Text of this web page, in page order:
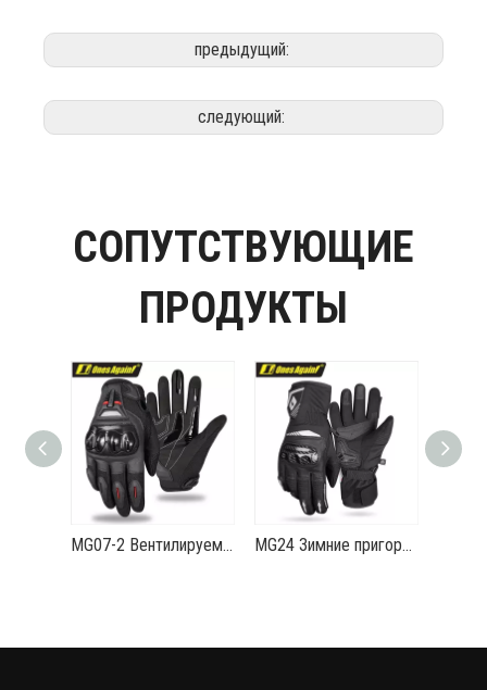
предыдущий:
следующий:
СОПУТСТВУЮЩИЕ
ПРОДУКТЫ
MG07-2 Вентилируемые летние велосипедные перчатки Противоскользящие и противоударные Lightning Demon Armor MG24 Зимние пригородные мотоциклетные перчатки с защитой из углеродного волокна, теплые и водонепроницаемые Thunder Frost 2